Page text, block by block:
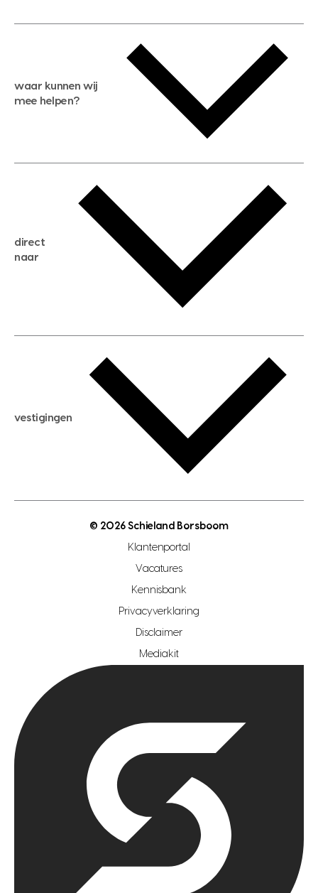
waar kunnen wij
mee helpen?
gratis zoekservice
huis verkopen
huis kopen
aankoopadvies
verkoopadvies
hypotheekadvies
direct
naar
hypotheek berekenen
maximale hypotheek berekenen
hypotheek bespaarcheck
gratis zoekprofiel aanmaken
open woningwaarde dag
vestigingen
makelaar regio zoetermeer
hypotheekshop regio den haag
hypotheekshop regio rotterdam
© 2026 Schieland Borsboom
Klantenportal
Vacatures
Kennisbank
Privacyverklaring
Disclaimer
Mediakit